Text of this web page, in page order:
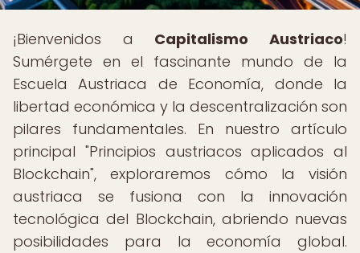
¡Bienvenidos a Capitalismo Austriaco!
Sumérgete en el fascinante mundo de la
Escuela Austriaca de Economía, donde la
libertad económica y la descentralización son
pilares fundamentales. En nuestro artículo
principal "Principios austriacos aplicados al
Blockchain", exploraremos cómo la visión
austriaca se fusiona con la innovación
tecnológica del Blockchain, abriendo nuevas
posibilidades para la economía global.